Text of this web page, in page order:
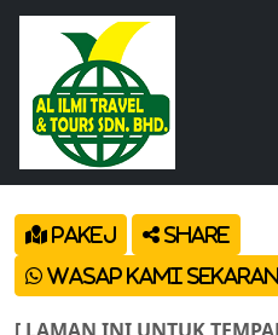
Pakej Share
Wasap Kami